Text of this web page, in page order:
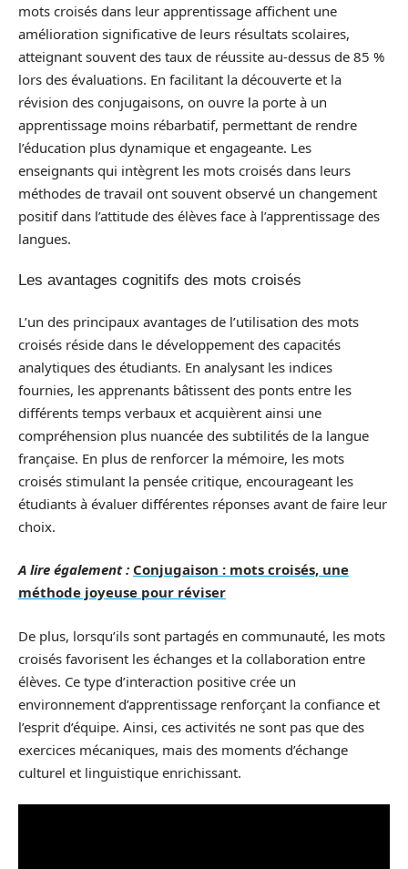
mots croisés dans leur apprentissage affichent une
amélioration significative de leurs résultats scolaires,
atteignant souvent des taux de réussite au-dessus de 85 %
lors des évaluations. En facilitant la découverte et la
révision des conjugaisons, on ouvre la porte à un
apprentissage moins rébarbatif, permettant de rendre
l’éducation plus dynamique et engageante. Les
enseignants qui intègrent les mots croisés dans leurs
méthodes de travail ont souvent observé un changement
positif dans l’attitude des élèves face à l’apprentissage des
langues.
Les avantages cognitifs des mots croisés
L’un des principaux avantages de l’utilisation des mots
croisés réside dans le développement des capacités
analytiques des étudiants. En analysant les indices
fournies, les apprenants bâtissent des ponts entre les
différents temps verbaux et acquièrent ainsi une
compréhension plus nuancée des subtilités de la langue
française. En plus de renforcer la mémoire, les mots
croisés stimulant la pensée critique, encourageant les
étudiants à évaluer différentes réponses avant de faire leur
choix.
A lire également : Conjugaison : mots croisés, une
méthode joyeuse pour réviser
De plus, lorsqu’ils sont partagés en communauté, les mots
croisés favorisent les échanges et la collaboration entre
élèves. Ce type d’interaction positive crée un
environnement d’apprentissage renforçant la confiance et
l’esprit d’équipe. Ainsi, ces activités ne sont pas que des
exercices mécaniques, mais des moments d’échange
culturel et linguistique enrichissant.